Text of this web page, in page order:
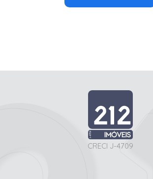
CRECI J-4709